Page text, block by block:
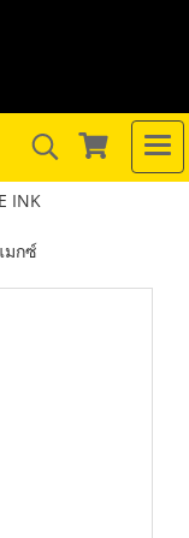
INK
มกซ์